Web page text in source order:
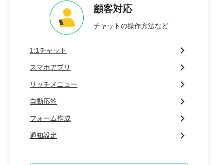
顧客対応
チャットの操作方法など
1:1チャット
スマホアプリ
リッチメニュー
自動応答
フォーム作成
通知設定